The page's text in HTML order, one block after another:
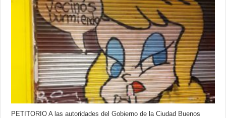
PETITORIO A las autoridades del Gobierno de la Ciudad Buenos